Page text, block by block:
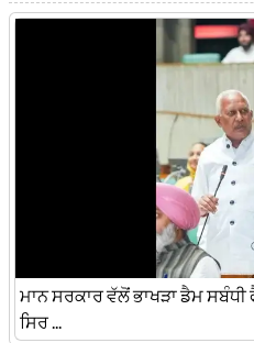
ਮਾਨ ਸਰਕਾਰ ਵੱਲੋਂ ਭਾਖੜਾ ਡੈਮ
ਸਿਰ ...